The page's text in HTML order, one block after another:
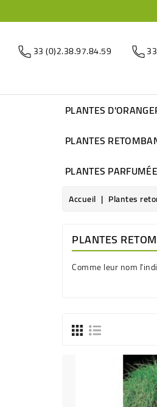
33 (0)2.38.97.84.59
PLANTES
PLANTES
PLANTES
Accueil Plantes
PLANTES
Comme leur nom